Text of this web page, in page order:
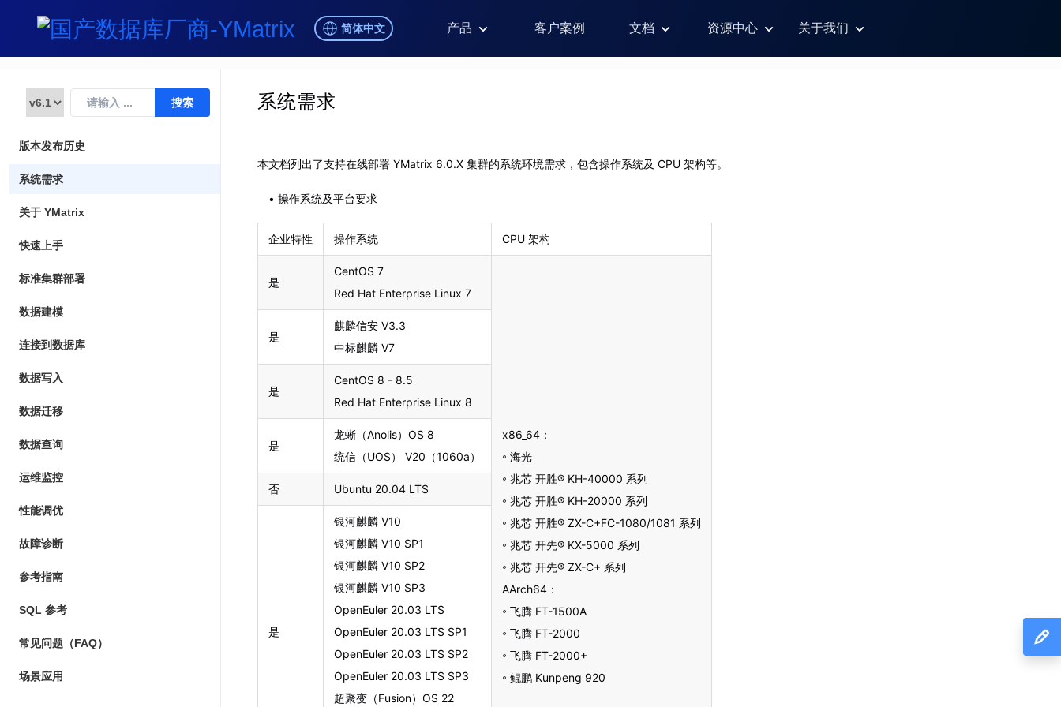
简体中文 产品 客户案例 文档 资源中心 关于我们
版本发布历史
系统需求
关于 YMatrix
快速上手
标准集群部署
数据建模
连接到数据库
数据写入
数据迁移
数据查询
运维监控
性能调优
故障诊断
参考指南
SQL 参考
常见问题（FAQ）
场景应用
系统需求
本文档列出了支持在线部署 YMatrix 6.0.X 集群的系统环境需求，包含操作系统及 CPU 架构等。
操作系统及平台要求
企业特性 操作系统 CPU 架构
是
CentOS 7
Red Hat Enterprise Linux 7
x86_64：
࠾ 海光
࠾ 兆芯 开胜® KH-40000 系列
࠾ 兆芯 开胜® KH-20000 系列
࠾ 兆芯 开胜® ZX-C+FC-1080/1081 系列
࠾ 兆芯 开先® KX-5000 系列
࠾ 兆芯 开先® ZX-C+ 系列
AArch64：
࠾ 飞腾 FT-1500A
࠾ 飞腾 FT-2000
࠾ 飞腾 FT-2000+
࠾ 鲲鹏 Kunpeng 920
是
麒麟信安 V3.3
中标麒麟 V7
是
CentOS 8 - 8.5
Red Hat Enterprise Linux 8
是
龙蜥（Anolis）OS 8
统信（UOS） V20（1060a）
否 Ubuntu 20.04 LTS
是
银河麒麟 V10
银河麒麟 V10 SP1
银河麒麟 V10 SP2
银河麒麟 V10 SP3
OpenEuler 20.03 LTS
OpenEuler 20.03 LTS SP1
OpenEuler 20.03 LTS SP2
OpenEuler 20.03 LTS SP3
超聚变（Fusion）OS 22